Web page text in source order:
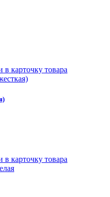
в карточку товара
в карточку товара